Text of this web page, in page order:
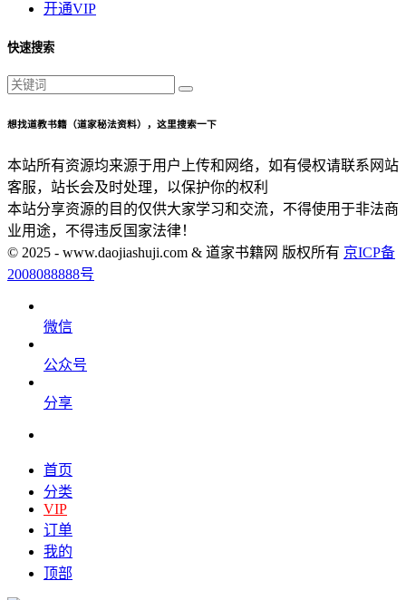
开通VIP
快速搜索
想找道教书籍（道家秘法资料），这里搜索一下
本站所有资源均来源于用户上传和网络，如有侵权请联系网站
客服，站长会及时处理，以保护你的权利
本站分享资源的目的仅供大家学习和交流，不得使用于非法商
业用途，不得违反国家法律！
© 2025 - www.daojiashuji.com & 道家书籍网 版权所有 京ICP备
2008088888号
微信
公众号
分享
首页
分类
VIP
订单
我的
顶部